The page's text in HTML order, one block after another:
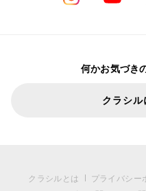
何かお気づき
クラシル
クラシルとは プライバシー